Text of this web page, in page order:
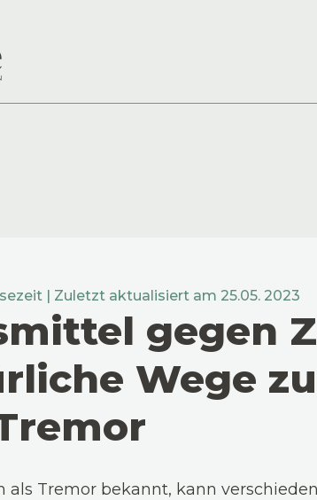
| Zuletzt aktualisiert am 25.05. 2023
gegen
Wege
als Tremor bekannt, kann